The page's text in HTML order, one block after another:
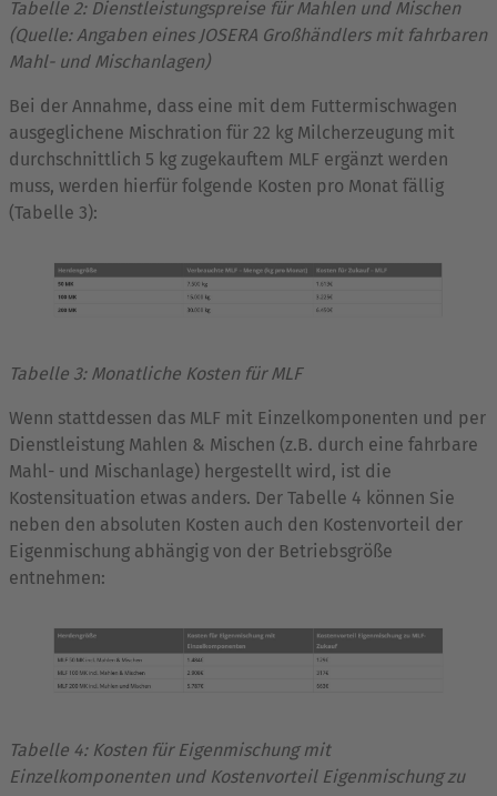
Tabelle 2: Dienstleistungspreise für Mahlen und Mischen
(Quelle: Angaben eines JOSERA Großhändlers mit fahrbaren
Mahl- und Mischanlagen)
Bei der Annahme, dass eine mit dem Futtermischwagen
ausgeglichene Mischration für 22 kg Milcherzeugung mit
durchschnittlich 5 kg zugekauftem MLF ergänzt werden
muss, werden hierfür folgende Kosten pro Monat fällig
(Tabelle 3):
Tabelle 3: Monatliche Kosten für MLF
Wenn stattdessen das MLF mit Einzelkomponenten und per
Dienstleistung Mahlen & Mischen (z.B. durch eine fahrbare
Mahl- und Mischanlage) hergestellt wird, ist die
Kostensituation etwas anders. Der Tabelle 4 können Sie
neben den absoluten Kosten auch den Kostenvorteil der
Eigenmischung abhängig von der Betriebsgröße
entnehmen:
Tabelle 4: Kosten für Eigenmischung mit
Einzelkomponenten und Kostenvorteil Eigenmischung zu